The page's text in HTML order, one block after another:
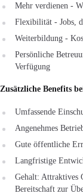
Mehr verdienen -
Flexibilität - Jobs,
Weiterbildung -
Persönliche
Verfügung
Zusätzliche Benefits
Umfassende
Angenehmes
Gute öffentliche
Langfristige
Gehalt: Attraktives
Bereitschaft zur